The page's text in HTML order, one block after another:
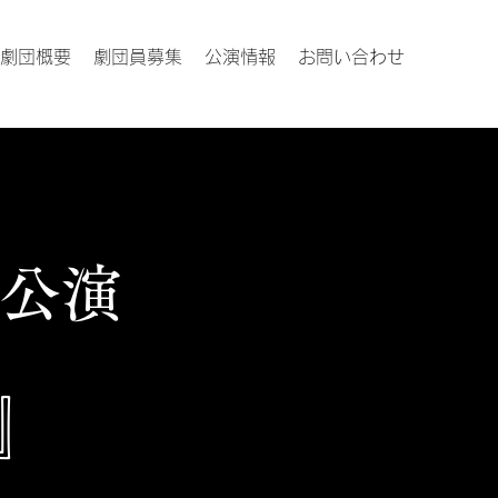
劇団概要 劇団員募集 公演情報 お問い合わせ
演